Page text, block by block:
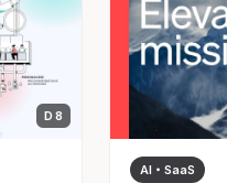
D 8
AI・SaaS